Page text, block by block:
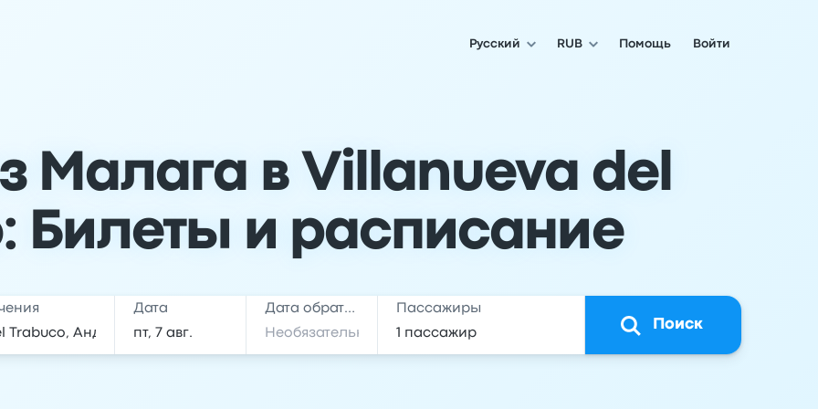
Русский RUB Помощь Войти
Малага в Villanueva del
Билеты и расписание
Дата Дата обратной поездки Пассажиры
Поиск